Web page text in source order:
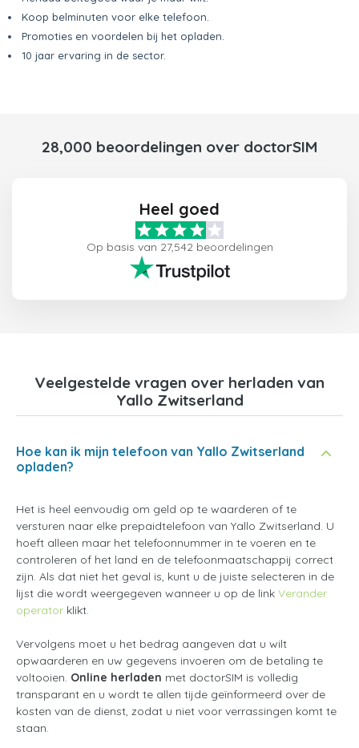
Koop belminuten voor elke telefoon.
Promoties en voordelen bij het opladen.
10 jaar ervaring in de sector.
28,000 beoordelingen over doctorSIM
Heel goed
Op basis van 27,542 beoordelingen
Veelgestelde vragen over herladen van
Yallo Zwitserland
Hoe kan ik mijn telefoon van Yallo Zwitserland
opladen?
Het is heel eenvoudig om geld op te waarderen of te
versturen naar elke prepaidtelefoon van Yallo Zwitserland. U
hoeft alleen maar het telefoonnummer in te voeren en te
controleren of het land en de telefoonmaatschappij correct
zijn. Als dat niet het geval is, kunt u de juiste selecteren in de
lijst die wordt weergegeven wanneer u op de link Verander
operator klikt.
Vervolgens moet u het bedrag aangeven dat u wilt
opwaarderen en uw gegevens invoeren om de betaling te
voltooien. Online herladen met doctorSIM is volledig
transparant en u wordt te allen tijde geïnformeerd over de
kosten van de dienst, zodat u niet voor verrassingen komt te
staan.